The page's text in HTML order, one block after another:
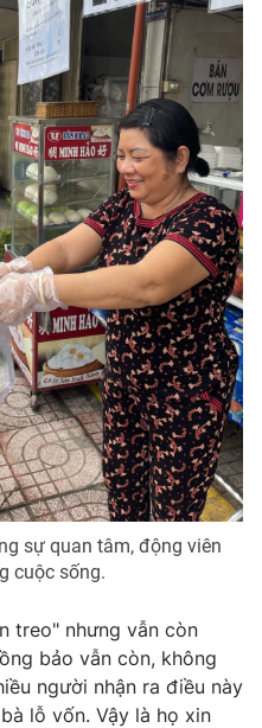
sự quan tâm, động viên
cuộc sống.
treo" nhưng vẫn còn
bảo vẫn còn, không
người nhận ra điều này
lỗ vốn. Vậy là họ xin